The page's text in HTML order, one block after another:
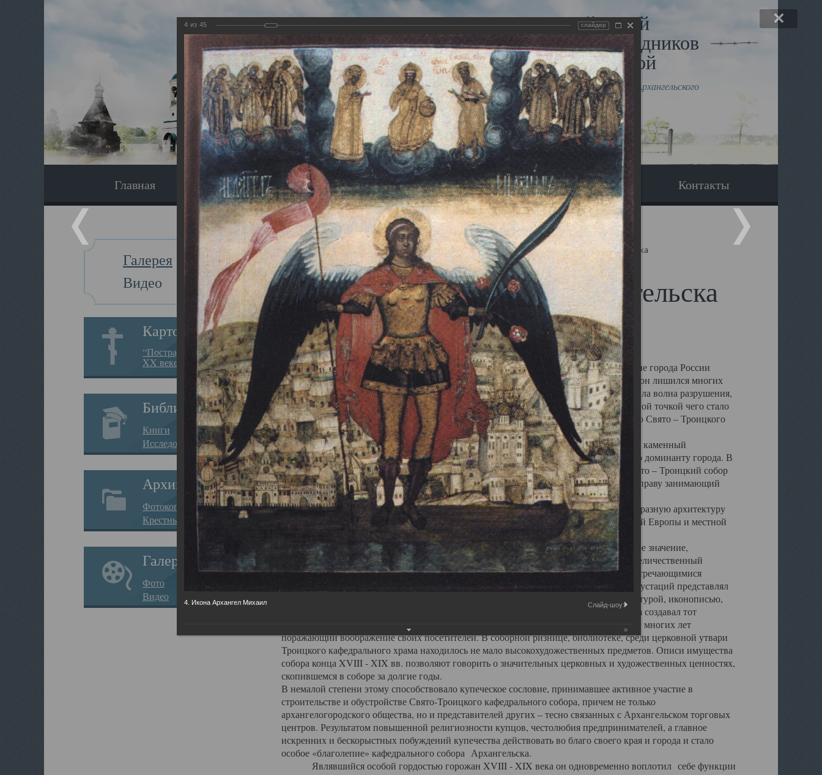
Виртуальный музей
Новомучеников и исповедников
Земли Архангельской
Сайт создан по благословлению митрополита Архангельского
и Холмогорского Даниила
Главная Экскурсия Наследники Галерея Вопрос-ответ Контакты
Галерея
Видео
Картотека
“Пострадавшие за веру в
XX веке на Севере”
Библиотека
Книги
Исследования
Архив
Фотокопии дел
Крестные ходы
Галерея
Фото
Видео
Главная Галерея Храмы-мученики Архангельска Свято-Троицкий собор Архангельска
Свято-Троицкий собор Архангельска
Свято-Троицкий собор Архангельска
23.12.2015
Сегодня мы можем говорить, что Архангельск в большей мере, чем другие губернские города России
пострадал от целенаправленных систематических разрушений, в результате которых он лишился многих
выдающихся памятников архитектуры. Больше всего по старому Архангельску ударила волна разрушения,
вызванная борьбой с религией, набравшая особую силу в конце 20 –х годов. Отправной точкой чего стало
разрушение православного центра архангельской губернии - ансамбля кафедрального Свято – Троицкого
собора Архангельска.
Возникнув в начале XVIII века в центре Архангельска, величественный каменный
двухэтажный Троицкий собор, сразу превратился в зрительную и градостроительную доминанту города. В
XVIII веке по масштабам ему не было равных на Севере. Вплоть до разрушения Свято – Троицкий собор
оставался самым высоким и значительным из городских строений Архангельска, по праву занимающий
второе место, после гостиных дворов, в градостроительной картине Архангельска.
Один из самых больших и светлых соборов России воплотил в себе яркую и своеобразную архитектуру
портового города с отраженными в ней архитектурными течениями России, Западной Европы и местной
архангелогородской школы церковного зодчества.
Масштабность, благолепие и богатство собора, вполне оправдывали его кафедральное значение,
заслуженно выделяя из многочисленных культовых построек города. Обширный и величественный
иконостас украшенный колоннами ионического стиля, с единственными нигде не встречающимися
царскими вратами, изящным фронтоном и множеством резных, символических инкрустаций представлял
собой поистине художественную ценность. В совокупности же с живописью, скульптурой, иконописью,
шитьем, многочисленными предметами церковной утвари интерьер Троицкого храма создавал тот
неповторимый красочный ансамбль декоративного убранства собора, на протяжении многих лет
поражающий воображение своих посетителей. В соборной ризнице, библиотеке, среди церковной утвари
Троицкого кафедрального храма находилось не мало высокохудожественных предметов. Описи имущества
собора конца XVIII - XIX вв. позволяют говорить о значительных церковных и художественных ценностях,
скопившемся в соборе за долгие годы.
В немалой степени этому способствовало купеческое сословие, принимавшее активное участие в
строительстве и обустройстве Свято-Троицкого кафедрального собора, причем не только
архангелогородского общества, но и представителей других – тесно связанных с Архангельском торговых
центров. Результатом повышенной религиозности купцов, честолюбия предпринимателей, а главное
искренних и бескорыстных побуждений купечества действовать во благо своего края и города и стало
особое «благолепие» кафедрального собора Архангельска.
Являвшийся особой гордостью горожан XVIII - XIX века он одновременно воплотил себе функции
4 из 45 слайдер
4. Икона Архангел Михаил Слайд-шоу: